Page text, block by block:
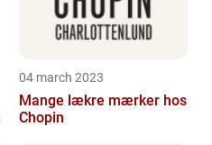
04 march 2023
Mange lækre mærker hos
Chopin